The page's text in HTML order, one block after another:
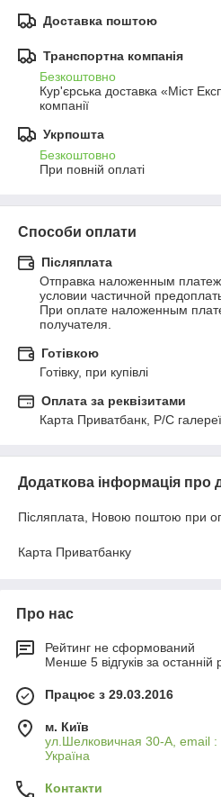
Доставка поштою
Транспортна компанія
Безкоштовно
Кур'єрська доставка «Міст
компанії
Укрпошта
Безкоштовно
При повній оплаті
Способи оплати
Післяплата
Отправка наложенным
условии частичной
При оплате наложенным
получателя.
Готівкою
Готівку, при купівлі
Оплата за реквізитами
Карта Приватбанк, Р/C галереї
Додаткова інформація про
Післяплата, Новою поштою при
Карта Приватбанку
Про нас
Рейтинг не сформований
Менше 5 відгуків за останній
Працює з 29.03.2016
м. Київ
ул.Шелковичная 30-А, email :
Україна
Контакти